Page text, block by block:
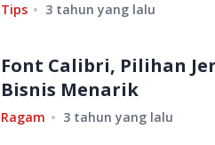
Tips 3 tahun yang lalu
Font Calibri, Pilihan
Bisnis Menarik
Ragam 3 tahun yang lalu